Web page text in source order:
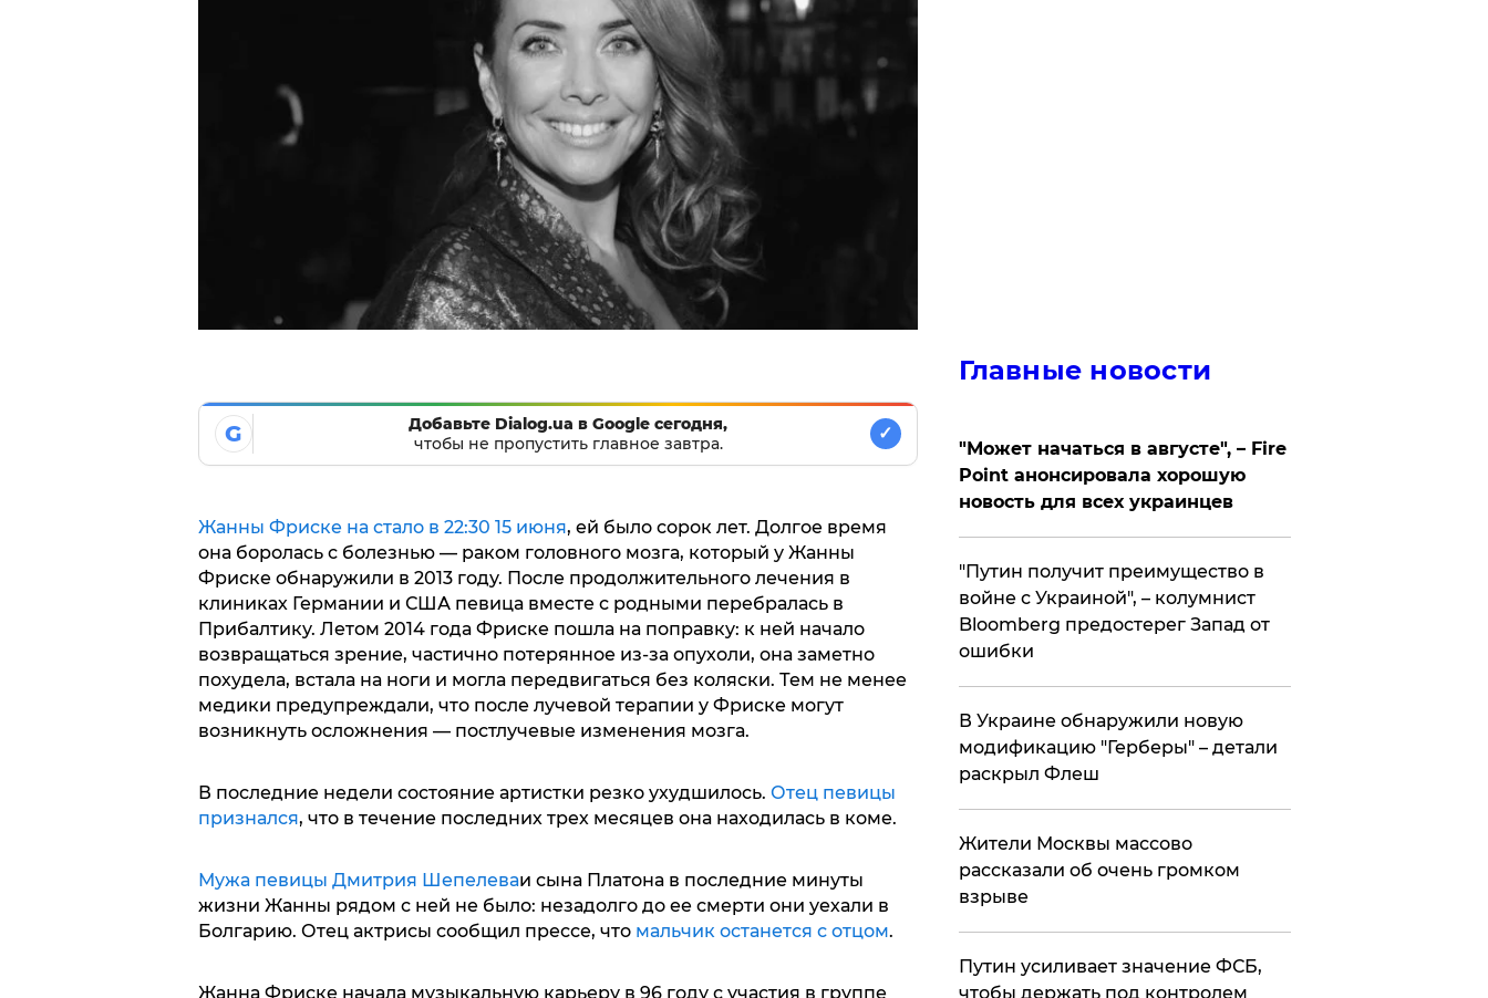
G
Добавьте Dialog.ua в Google сегодня,
чтобы не пропустить главное завтра.
✓
Жанны Фриске на стало в 22:30 15 июня, ей было сорок лет. Долгое время
она боролась с болезнью — раком головного мозга, который у Жанны
Фриске обнаружили в 2013 году. После продолжительного лечения в
клиниках Германии и США певица вместе с родными перебралась в
Прибалтику. Летом 2014 года Фриске пошла на поправку: к ней начало
возвращаться зрение, частично потерянное из-за опухоли, она заметно
похудела, встала на ноги и могла передвигаться без коляски. Тем не менее
медики предупреждали, что после лучевой терапии у Фриске могут
возникнуть осложнения — постлучевые изменения мозга.
В последние недели состояние артистки резко ухудшилось. Отец певицы
признался, что в течение последних трех месяцев она находилась в коме.
Мужа певицы Дмитрия Шепелеваи сына Платона в последние минуты
жизни Жанны рядом с ней не было: незадолго до ее смерти они уехали в
Болгарию. Отец актрисы сообщил прессе, что мальчик останется с отцом.
Жанна Фриске начала музыкальную карьеру в 96 году с участия в группе
Главные новости
"Может начаться в августе", – Fire
Point анонсировала хорошую
новость для всех украинцев
"Путин получит преимущество в
войне с Украиной", – колумнист
Bloomberg предостерег Запад от
ошибки
В Украине обнаружили новую
модификацию "Герберы" – детали
раскрыл Флеш
Жители Москвы массово
рассказали об очень громком
взрыве
Путин усиливает значение ФСБ,
чтобы держать под контролем